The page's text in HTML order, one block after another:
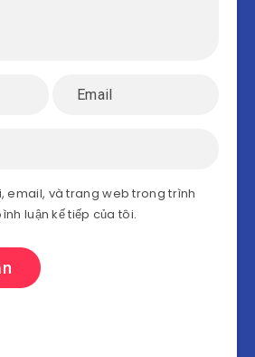
email, và trang web trong trình
luận kế tiếp của tôi.